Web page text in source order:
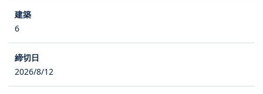
6
2026/8/12